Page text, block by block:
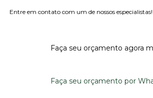
Entre em contato com um de nossos especialistas!
Faça seu orçamento agora
Faça seu orçamento por